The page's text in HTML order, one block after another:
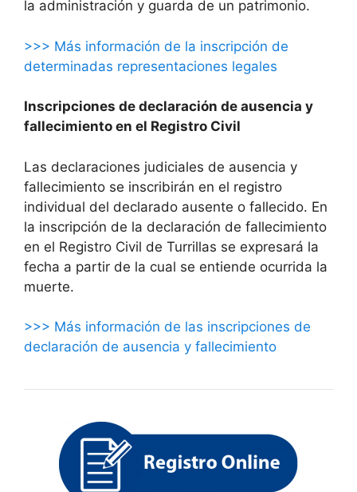
la administración y guarda de un patrimonio.
>>> Más información de la inscripción de
determinadas representaciones legales
Inscripciones de declaración de ausencia y
fallecimiento en el Registro Civil
Las declaraciones judiciales de ausencia y
fallecimiento se inscribirán en el registro
individual del declarado ausente o fallecido. En
la inscripción de la declaración de fallecimiento
en el Registro Civil de Turrillas se expresará la
fecha a partir de la cual se entiende ocurrida la
muerte.
>>> Más información de las inscripciones de
declaración de ausencia y fallecimiento